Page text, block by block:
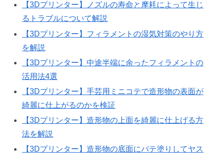
【3Dプリンター】ノズルの寿命と摩耗によって生じ
るトラブルについて解説
【3Dプリンター】フィラメントの湿気対策のやり方
を解説
【3Dプリンター】中途半端に余ったフィラメントの
活用法4選
【3Dプリンター】手芸用ミニコテで造形物の表面が
綺麗に仕上がるのかを検証
【3Dプリンター】造形物の上面を綺麗に仕上げる方
法を解説
【3Dプリンター】造形物の底面にパテ塗りしてヤス